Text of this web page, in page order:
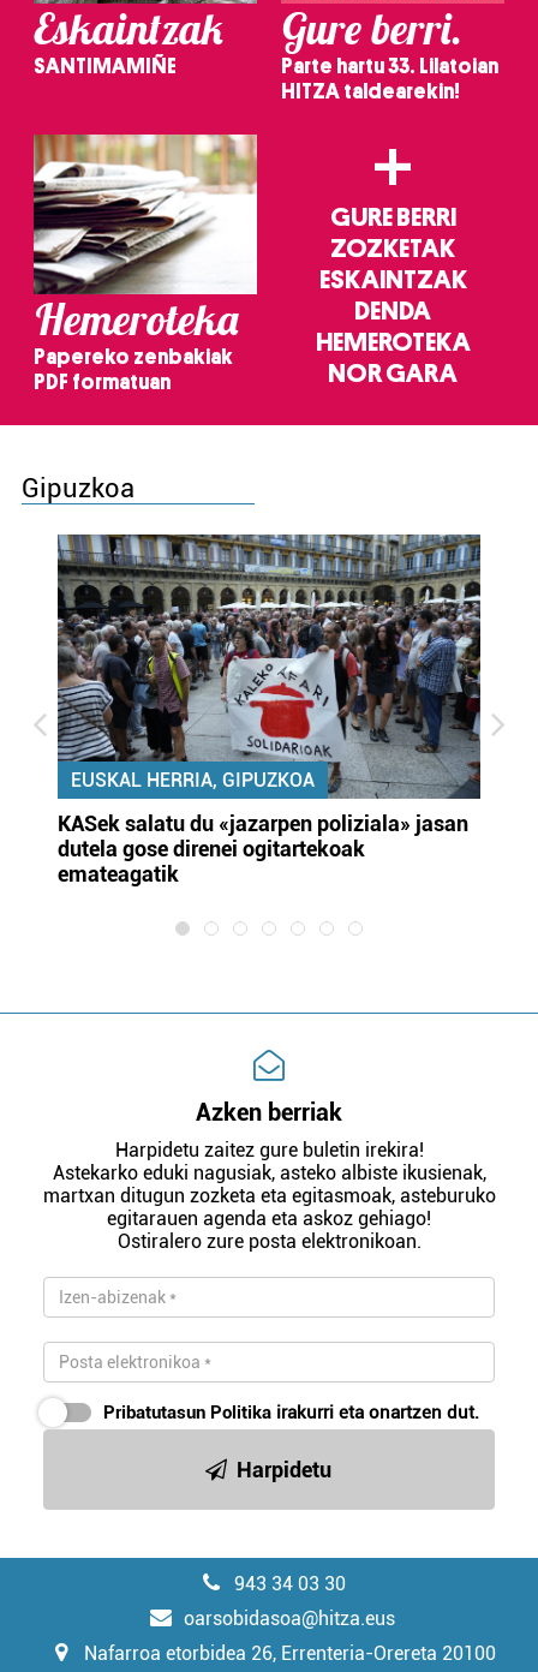
Eskaintzak
SANTIMAMIÑE
Gure berri.
Parte hartu 33. Lilatoian
HITZA taldearekin!
Hemeroteka
Papereko zenbakiak
PDF formatuan
+
GURE BERRI
ZOZKETAK
ESKAINTZAK
DENDA
HEMEROTEKA
NOR GARA
Gipuzkoa
EUSKAL HERRIA, GIPUZKOA
KASek salatu du «jazarpen poliziala» jasan
dutela gose direnei ogitartekoak
emateagatik
Azken berriak
Harpidetu zaitez gure buletin irekira!
Astekarko eduki nagusiak, asteko albiste ikusienak,
martxan ditugun zozketa eta egitasmoak, asteburuko
egitarauen agenda eta askoz gehiago!
Ostiralero zure posta elektronikoan.
Pribatutasun Politika irakurri eta onartzen dut.
Harpidetu
943 34 03 30
oarsobidasoa@hitza.eus
Nafarroa etorbidea 26, Errenteria-Orereta 20100